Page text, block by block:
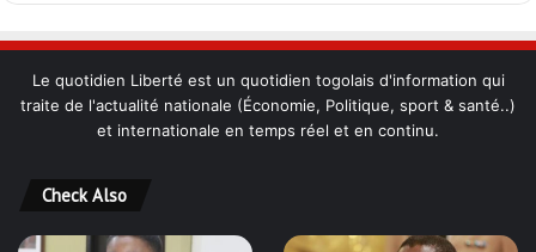
Le quotidien Liberté est un quotidien togolais d'information qui
traite de l'actualité nationale (Économie, Politique, sport & santé..)
et internationale en temps réel et en continu.
Check Also